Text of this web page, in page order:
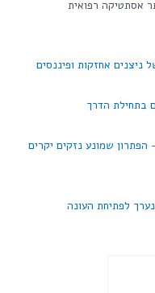
אסתטיקה רפואית
ניצנים אחזקות ופיננסים
בתחילת הדרך
הפתרון שמונע נזקים יקרים